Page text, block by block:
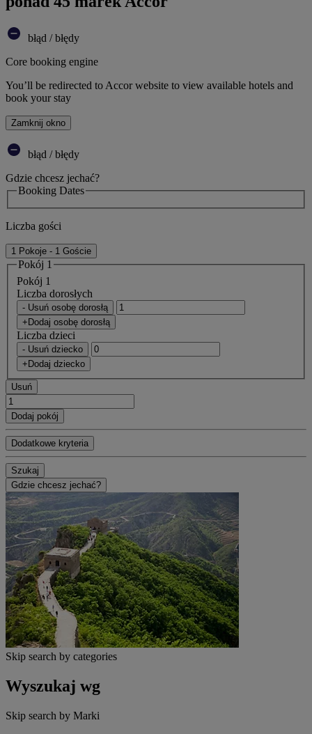
błąd / błędy
Core booking engine
You’ll be redirected to Accor website to view available hotels and
book your stay
Zamknij okno
błąd / błędy
Gdzie chcesz jechać?
Booking Dates
Liczba gości
1 Pokoje - 1 Goście
Pokój 1
Pokój 1
Liczba dorosłych
- Usuń osobę dorosłą
+Dodaj osobę dorosłą
Liczba dzieci
- Usuń dziecko
+Dodaj dziecko
Usuń
Dodaj pokój
Dodatkowe kryteria
Szukaj
Gdzie chcesz jechać?
Skip search by categories
Wyszukaj wg
Skip search by Marki